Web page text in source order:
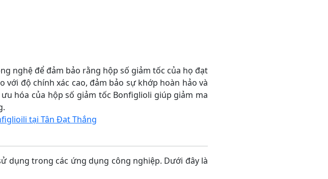
nghệ để đảm bảo rằng hộp số giảm tốc của họ đạt
độ chính xác cao, đảm bảo sự khớp hoàn hảo và
hóa của hộp số giảm tốc Bonfiglioli giúp giảm ma
tại Tân Đạt Thắng
trong các ứng dụng công nghiệp. Dưới đây là